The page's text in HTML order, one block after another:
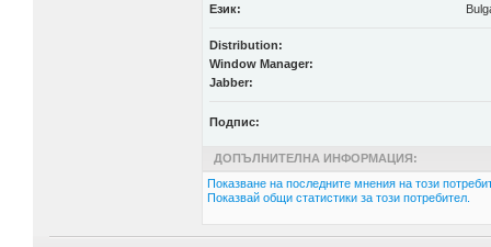
Език:
Distribution:
Window Manager:
Jabber:
Подпис:
ДОПЪЛНИТЕЛНА ИНФОРМАЦИЯ:
Показване на последните мнения на този
Показвай общи статистики за този потребител.